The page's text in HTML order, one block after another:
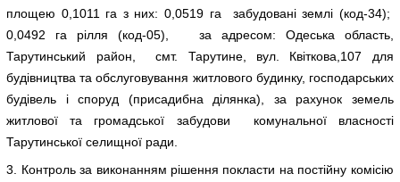
площею 0,1011 га з них: 0,0519 га забудовані землі (код-34);
0,0492 га рілля (код-05), за адресом: Одеська область,
Тарутинський район, смт. Тарутине, вул. Квіткова,107 для
будівництва та обслуговування житлового будинку, господарських
будівель і споруд (присадибна ділянка), за рахунок земель
житлової та громадської забудови комунальної власності
Тарутинської селищної ради.
3. Контроль за виконанням рішення покласти на постійну комісію